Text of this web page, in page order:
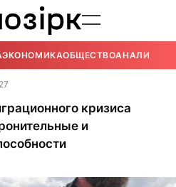
ЭКОНОМИКАОБЩЕСТВОАНАЛИТИКА
кризиса
и